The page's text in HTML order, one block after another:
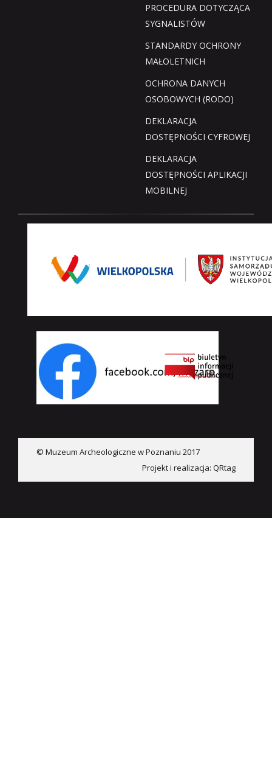
PROCEDURA DOTYCZĄCA
SYGNALISTÓW
STANDARDY OCHRONY
MAŁOLETNICH
OCHRONA DANYCH
OSOBOWYCH (RODO)
DEKLARACJA
DOSTĘPNOŚCI CYFROWEJ
DEKLARACJA
DOSTĘPNOŚCI APLIKACJI
MOBILNEJ
© Muzeum Archeologiczne w Poznaniu 2017
Projekt i realizacja: QRtag